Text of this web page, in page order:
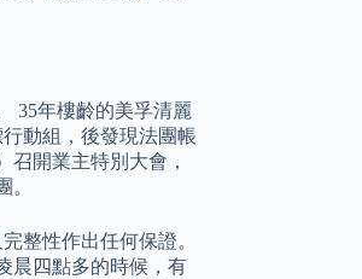
35年樓齡的美孚清麗
動組，後發現法團帳
召開業主特別大會，
。
整性作出任何保證。
晨四點多的時候，有